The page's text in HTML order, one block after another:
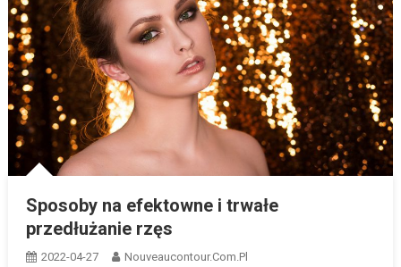
Sposoby na efektowne i trwałe
przedłużanie rzęs
2022-04-27 Nouveaucontour.com.pl